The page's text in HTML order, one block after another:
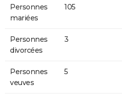
Personnes
mariées
105
Personnes
divorcées
3
Personnes
veuves
5